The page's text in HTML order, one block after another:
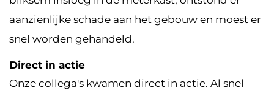
aanzienlijke schade aan het gebouw en moest er
snel worden gehandeld.
Direct in actie
Onze collega's kwamen direct in actie. Al snel